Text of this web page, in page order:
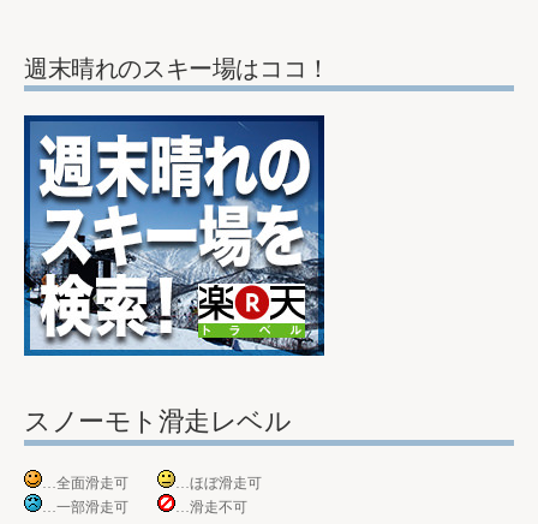
週末晴れのスキー場はココ！
スノーモト滑走レベル
…全面滑走可
…ほぼ滑走可
…一部滑走可
…滑走不可